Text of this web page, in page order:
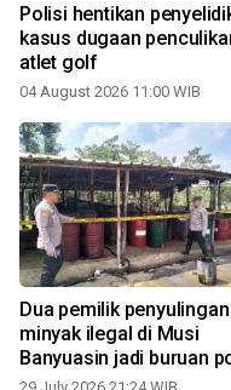
Polisi hentikan
kasus dugaan
atlet golf
04 August 2026 11:00 WIB
Dua pemilik penyulingan
minyak ilegal di Musi
Banyuasin jadi buruan